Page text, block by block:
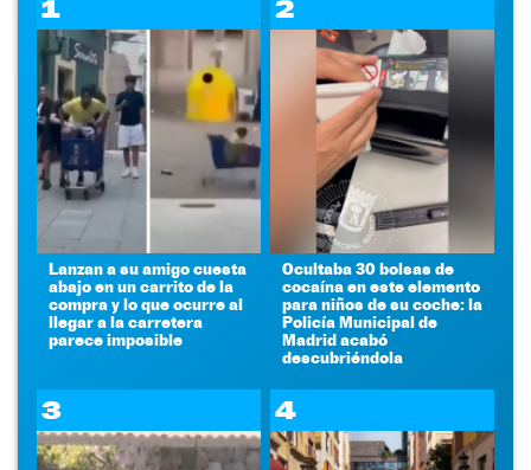
1
Lanzan a su amigo cuesta
abajo en un carrito de la
compra y lo que ocurre al
llegar a la carretera
parece imposible
2
Ocultaba 30 bolsas de
cocaína en este elemento
para niños de su coche: la
Policía Municipal de
Madrid acabó
descubriéndola
3 4